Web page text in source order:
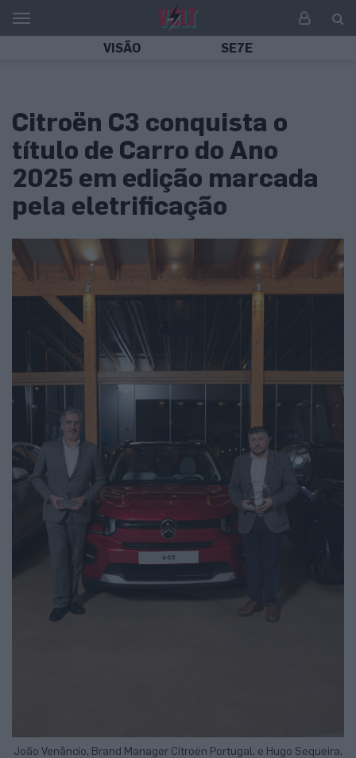
VISÃO SE7E
Citroën C3 conquista o
título de Carro do Ano
2025 em edição marcada
pela eletrificação
João Venâncio, Brand Manager Citroën Portugal, e Hugo Sequeira,